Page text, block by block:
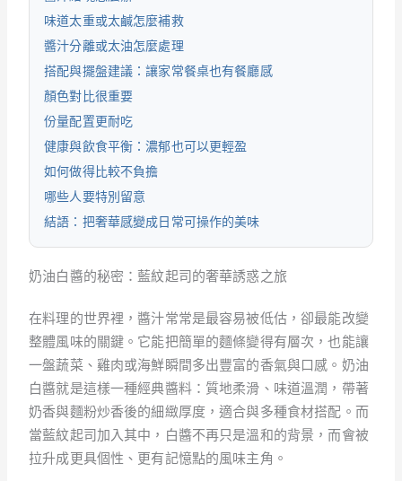
味道太重或太鹹怎麼補救
醬汁分離或太油怎麼處理
搭配與擺盤建議：讓家常餐桌也有餐廳感
顏色對比很重要
份量配置更耐吃
健康與飲食平衡：濃郁也可以更輕盈
如何做得比較不負擔
哪些人要特別留意
結語：把奢華感變成日常可操作的美味
奶油白醬的秘密：藍紋起司的奢華誘惑之旅
在料理的世界裡，醬汁常常是最容易被低估，卻最能改變
整體風味的關鍵。它能把簡單的麵條變得有層次，也能讓
一盤蔬菜、雞肉或海鮮瞬間多出豐富的香氣與口感。奶油
白醬就是這樣一種經典醬料：質地柔滑、味道溫潤，帶著
奶香與麵粉炒香後的細緻厚度，適合與多種食材搭配。而
當藍紋起司加入其中，白醬不再只是溫和的背景，而會被
拉升成更具個性、更有記憶點的風味主角。